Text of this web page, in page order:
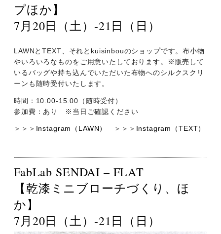
プほか】
7月20日（土）-21日（日）
LAWNとTEXT、それとkuisinbouのショップです。布小物
やいろいろなものをご用意いたしております。※販売して
いるバッグや持ち込んでいただいた布物へのシルクスクリ
ーンも随時受付いたします。
時間：10:00-15:00（随時受付）
参加費：あり ※当日ご確認ください
＞＞＞ Instagram（LAWN） ＞＞＞ Instagram（TEXT）
FabLab SENDAI – FLAT
【乾漆ミニブローチづくり、ほ
か】
7月20日（土）-21日（日）